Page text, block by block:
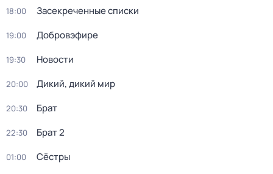
18:00 Заcекрeченные списки
19:00 Добровэфире
19:30 Новости
20:00 Дикий, дикий мир
20:30 Брат
22:30 Брат 2
01:00 Сёстры